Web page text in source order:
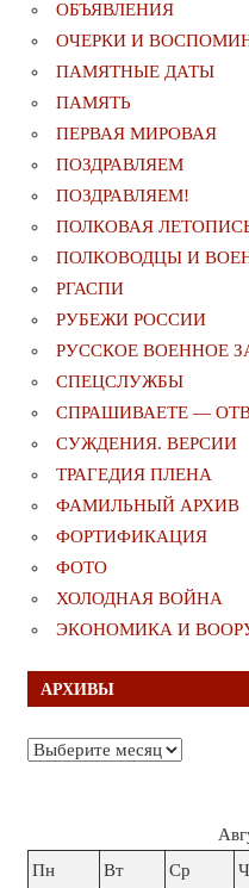
ОБЪЯВЛЕНИЯ
ОЧЕРКИ И
ПАМЯТНЫЕ ДАТЫ
ПАМЯТЬ
ПЕРВАЯ МИРОВАЯ
ПОЗДРАВЛЯЕМ
ПОЗДРАВЛЯЕМ!
ПОЛКОВАЯ
ПОЛКОВОДЦЫ И
РГАСПИ
РУБЕЖИ РОССИИ
РУССКОЕ ВОЕННОЕ
СПЕЦСЛУЖБЫ
СПРАШИВАЕТЕ —
СУЖДЕНИЯ. ВЕРСИИ
ТРАГЕДИЯ ПЛЕНА
ФАМИЛЬНЫЙ АРХИВ
ФОРТИФИКАЦИЯ
ФОТО
ХОЛОДНАЯ ВОЙНА
ЭКОНОМИКА И
АРХИВЫ
Архивы
Пн
Вт Ср